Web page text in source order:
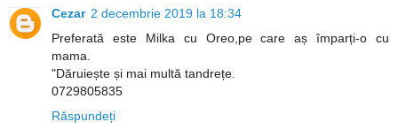
Cezar 2 decembrie 2019 la 18:34
Preferată este Milka cu Oreo,pe care aș împarți-o cu
mama.
"Dăruiește și mai multă tandrețe.
0729805835
Răspundeți